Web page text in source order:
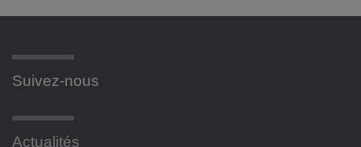
Suivez-nous
Actualités